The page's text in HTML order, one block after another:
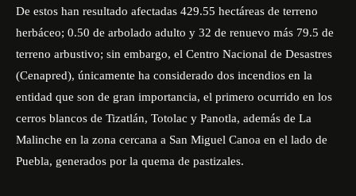
De estos han resultado afectadas 429.55 hectáreas de terreno
herbáceo; 0.50 de arbolado adulto y 32 de renuevo más 79.5 de
terreno arbustivo; sin embargo, el Centro Nacional de Desastres
(Cenapred), únicamente ha considerado dos incendios en la
entidad que son de gran importancia, el primero ocurrido en los
cerros blancos de Tizatlán, Totolac y Panotla, además de La
Malinche en la zona cercana a San Miguel Canoa en el lado de
Puebla, generados por la quema de pastizales.